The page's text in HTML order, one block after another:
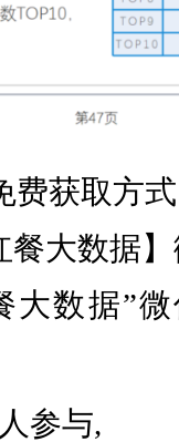
费获取方
大数据】
数据”微
人参与,